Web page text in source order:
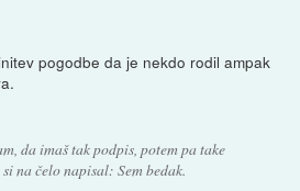
pogodbe da je nekdo rodil ampak
da imaš tak podpis, potem pa take
na čelo napisal: Sem bedak.